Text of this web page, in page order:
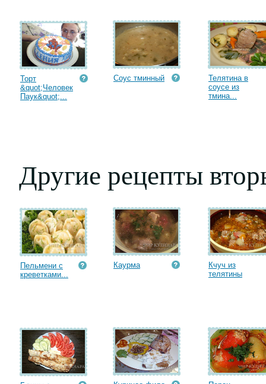
Торт
&quot;Человек
Паук&quot;...
Соус тминный
Телятина в
соусе из
тмина...
Другие рецепты
Пельмени с
креветками...
Каурма
Кчуч из
телятины